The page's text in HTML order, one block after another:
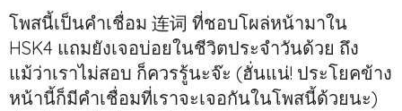
โพสนี้เป็นคำเชื่อม 连词 ที่ชอบโผล่หน้ามาใน
HSK4 แถมยังเจอบ่อยในชีวิตประจำวันด้วย ถึง
แม้ว่าเราไม่สอบ ก็ควรรู้นะจ๊ะ (ฮั่นแน่! ประโยคข้าง
หน้านี้ก็มีคำเชื่อมที่เราจะเจอกันในโพสนี้ด้วยนะ)